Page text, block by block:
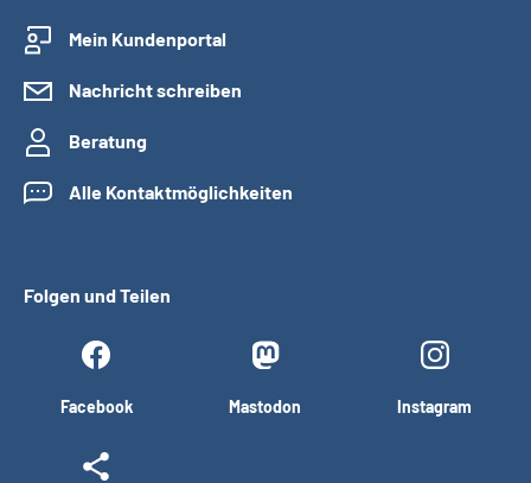
Mein Kundenportal
Nachricht schreiben
Beratung
Alle Kontaktmöglichkeiten
Folgen und Teilen
Facebook Mastodon Instagram